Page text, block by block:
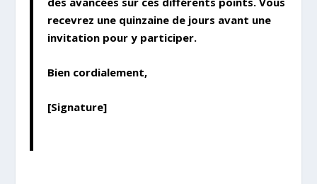
recevrez une quinzaine de jours avant une
invitation pour y participer.
Bien cordialement,
[Signature]